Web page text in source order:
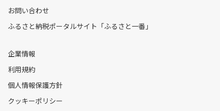
お問い合わせ
ふるさと納税ポータルサイト「ふるさと一番」
企業情報
利用規約
個人情報保護方針
クッキーポリシー